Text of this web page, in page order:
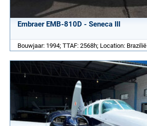
Embraer EMB-810D - Seneca III
Bouwjaar: 1994; TTAF: 2568h; Location: Brazilië